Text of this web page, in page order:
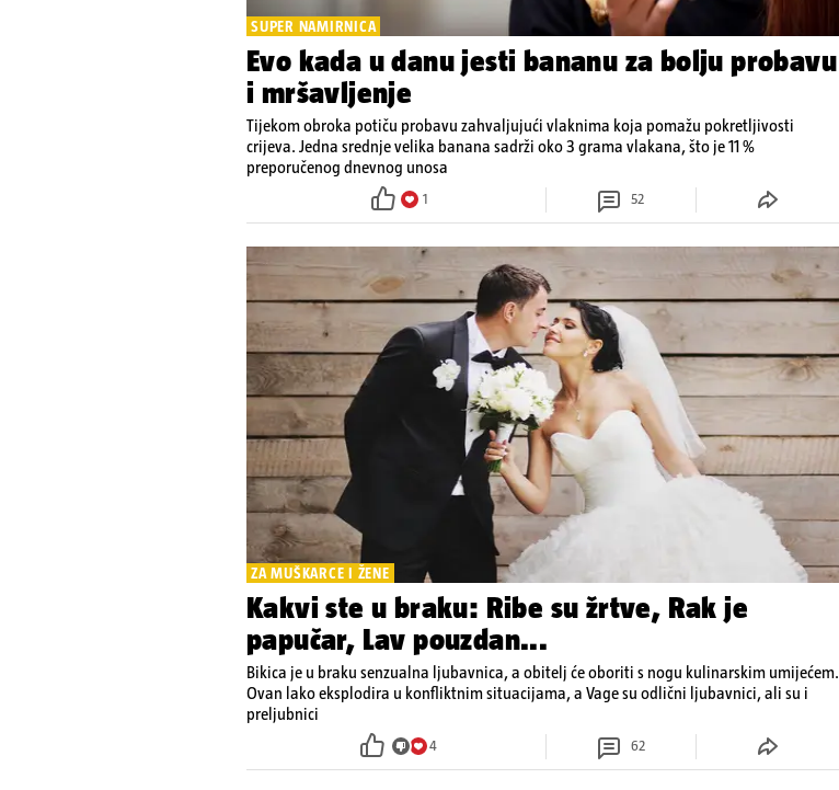
SUPER NAMIRNICA
Evo kada u danu jesti bananu za bolju probavu
i mršavljenje
Tijekom obroka potiču probavu zahvaljujući vlaknima koja pomažu pokretljivosti
crijeva. Jedna srednje velika banana sadrži oko 3 grama vlakana, što je 11 %
preporučenog dnevnog unosa
1 52
ZA MUŠKARCE I ŽENE
Kakvi ste u braku: Ribe su žrtve, Rak je
papučar, Lav pouzdan...
Bikica je u braku senzualna ljubavnica, a obitelj će oboriti s nogu kulinarskim umijećem.
Ovan lako eksplodira u konfliktnim situacijama, a Vage su odlični ljubavnici, ali su i
preljubnici
4 62